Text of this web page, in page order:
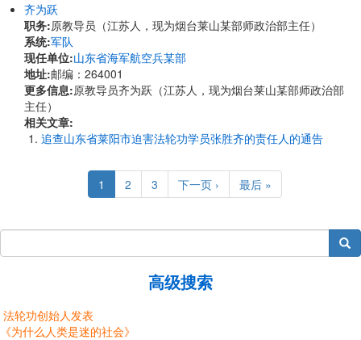
齐为跃
职务:原教导员（江苏人，现为烟台莱山某部师政治部主任）
系统:军队
现任单位:山东省海军航空兵某部
地址:邮编：264001
更多信息:原教导员齐为跃（江苏人，现为烟台莱山某部师政治部
主任）
相关文章:
追查山东省莱阳市迫害法轮功学员张胜齐的责任人的通告
Current
page
1 Page
2 Page
3
Next
page
下一页 ›
Last
page
最后 »
搜索
高级搜索
法轮功创始人发表
《为什么人类是迷的社会》